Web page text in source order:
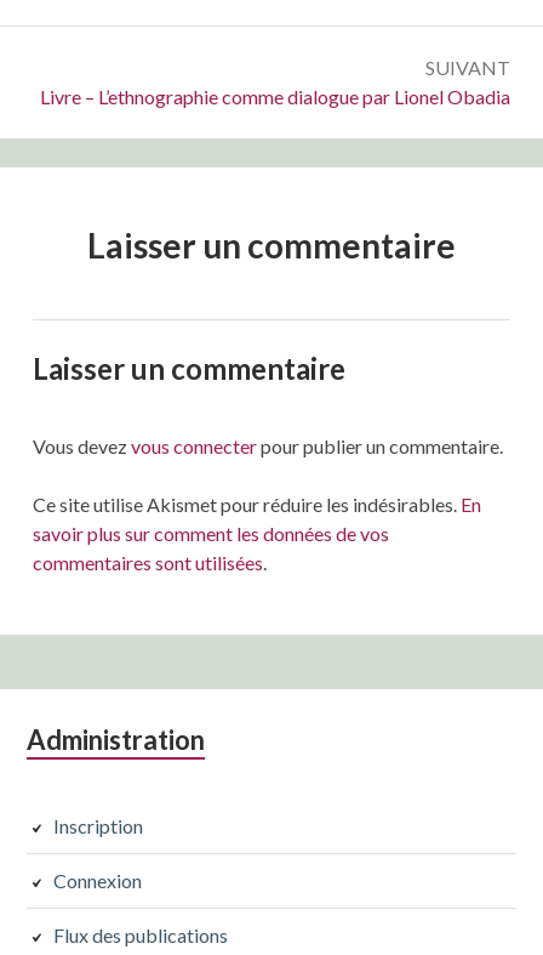
l’article
SUIVANT
Suivant :
Livre – L’ethnographie comme dialogue par Lionel Obadia
Laisser un commentaire
Laisser un commentaire
Vous devezvous connecterpour publier un commentaire.
Ce site utilise Akismet pour réduire les indésirables. En
savoir plus sur comment les données de vos
commentaires sont utilisées.
Colonne
subsidiaire
Administration
Inscription
Connexion
Flux des publications